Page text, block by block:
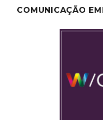
COMUNICAÇÃO